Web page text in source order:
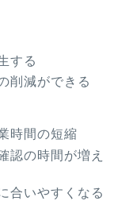
する
削減ができる
時間の短縮
認の時間が増え
合いやすくなる